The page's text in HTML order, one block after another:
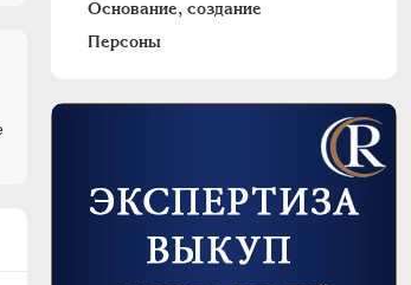
Основание, создание
Персоны